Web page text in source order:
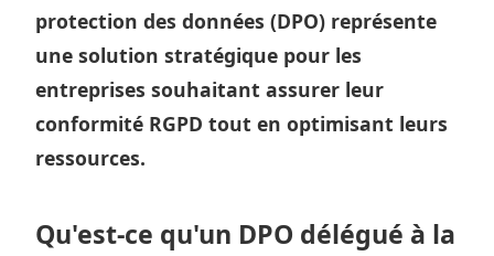
protection des données (DPO) représente
une solution stratégique pour les
entreprises souhaitant assurer leur
conformité RGPD tout en optimisant leurs
ressources.
Qu'est-ce qu'un DPO délégué à la